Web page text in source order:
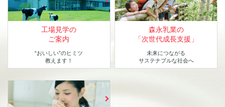
工場見学の
ご案内
“おいしい”のヒミツ
教えます！
森永乳業の
「次世代成長支援」
未来につながる
サステナブルな社会へ